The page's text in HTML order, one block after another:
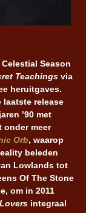
Season
Teachings via
heruitgaves.
laatste release
’90 met
onder meer
Orb, waarop
beleden
Lowlands tot
Of The Stone
om in 2011
integraal